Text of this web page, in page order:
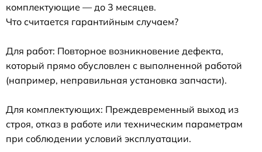
комплектующие — до 3 месяцев.
Что считается гарантийным случаем?
Для работ: Повторное возникновение дефекта,
который прямо обусловлен с выполненной работой
(например, неправильная установка запчасти).
Для комплектующих: Преждевременный выход из
строя, отказ в работе или техническим параметрам
при соблюдении условий эксплуатации.